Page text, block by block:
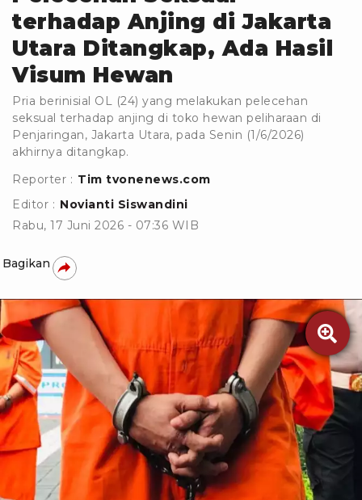
terhadap Anjing di Jakarta
Utara Ditangkap, Ada Hasil
Visum Hewan
Pria berinisial OL (24) yang melakukan pelecehan
seksual terhadap anjing di toko hewan peliharaan di
Penjaringan, Jakarta Utara, pada Senin (1/6/2026)
akhirnya ditangkap.
Reporter : Tim tvonenews.com
Editor : Novianti Siswandini
Rabu, 17 Juni 2026 - 07:36 WIB
Bagikan

ANTARA/Rolandus Nampu